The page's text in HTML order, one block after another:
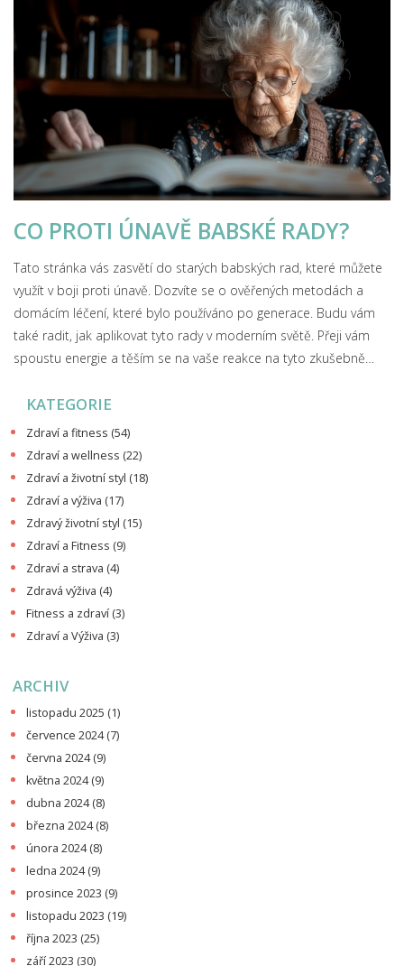
CO PROTI ÚNAVĚ BABSKÉ RADY?
Tato stránka vás zasvětí do starých babských rad, které můžete
využít v boji proti únavě. Dozvíte se o ověřených metodách a
domácím léčení, které bylo používáno po generace. Budu vám
také radit, jak aplikovat tyto rady v moderním světě. Přeji vám
spoustu energie a těším se na vaše reakce na tyto zkušebně
KATEGORIE
Zdraví a fitness (54)
Zdraví a wellness (22)
Zdraví a životní styl (18)
Zdraví a výživa (17)
Zdravý životní styl (15)
Zdraví a Fitness (9)
Zdraví a strava (4)
Zdravá výživa (4)
Fitness a zdraví (3)
Zdraví a Výživa (3)
ARCHIV
listopadu 2025 (1)
července 2024(7)
června 2024(9)
května 2024(9)
dubna 2024(8)
března 2024(8)
února 2024(8)
ledna 2024(9)
prosince 2023 (9)
listopadu 2023 (19)
října 2023 (25)
září 2023 (30)